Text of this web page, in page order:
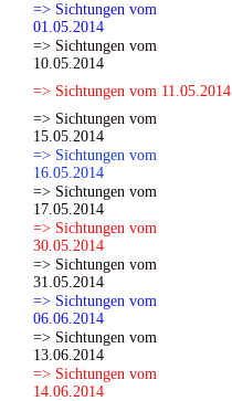
=> Sichtungen vom
01.05.2014
=> Sichtungen vom
10.05.2014
=> Sichtungen vom 11.05.2014
=> Sichtungen vom
15.05.2014
=> Sichtungen vom
16.05.2014
=> Sichtungen vom
17.05.2014
=> Sichtungen vom
30.05.2014
=> Sichtungen vom
31.05.2014
=> Sichtungen vom
06.06.2014
=> Sichtungen vom
13.06.2014
=> Sichtungen vom
14.06.2014